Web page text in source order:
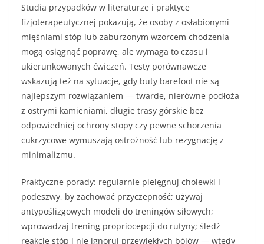
Studia przypadków w literaturze i praktyce
fizjoterapeutycznej pokazują, że osoby z osłabionymi
mięśniami stóp lub zaburzonym wzorcem chodzenia
mogą osiągnąć poprawę, ale wymaga to czasu i
ukierunkowanych ćwiczeń. Testy porównawcze
wskazują też na sytuacje, gdy buty barefoot nie są
najlepszym rozwiązaniem — twarde, nierówne podłoża
z ostrymi kamieniami, długie trasy górskie bez
odpowiedniej ochrony stopy czy pewne schorzenia
cukrzycowe wymuszają ostrożność lub rezygnację z
minimalizmu.
Praktyczne porady: regularnie pielęgnuj cholewki i
podeszwy, by zachować przyczepność; używaj
antypoślizgowych modeli do treningów siłowych;
wprowadzaj trening propriocepcji do rutyny; śledź
reakcje stóp i nie ignoruj przewlekłych bólów — wtedy